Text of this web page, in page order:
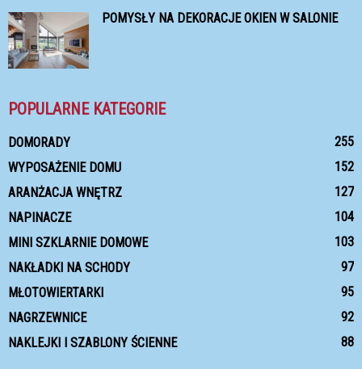
POMYSŁY NA DEKORACJE OKIEN W SALONIE
POPULARNE KATEGORIE
DOMORADY
255
WYPOSAŻENIE DOMU
152
ARANŻACJA WNĘTRZ
127
NAPINACZE
104
MINI SZKLARNIE DOMOWE
103
NAKŁADKI NA SCHODY
97
MŁOTOWIERTARKI
95
NAGRZEWNICE
92
NAKLEJKI I SZABLONY ŚCIENNE
88